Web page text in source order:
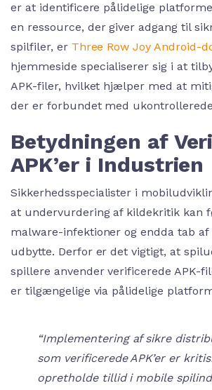
er at identificere pålidelige
en ressource, der giver adgang til
spilfiler, er Three Row Joy Android-
hjemmeside specialiserer sig i at
APK-filer, hvilket hjælper med at
der er forbundet med
Betydningen af
APK’er i Industrien
Sikkerhedsspecialister i
at undervurdering af kildekritik kan
malware-infektioner og endda tab af
udbytte. Derfor er det vigtigt, at
spillere anvender verificerede APK-
er tilgængelige via pålidelige
“Implementering af sikre
som verificerede APK’er er
opretholde tillid i mobile